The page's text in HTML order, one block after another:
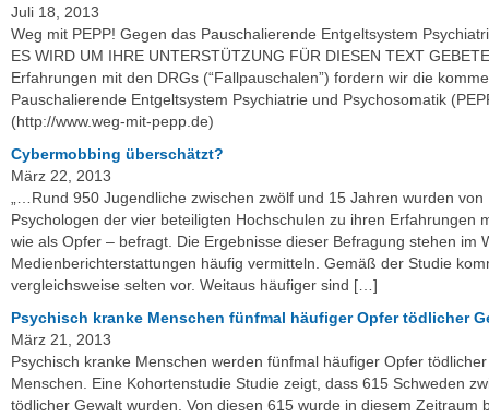
Juli 18, 2013
Weg mit PEPP! Gegen das Pauschalierende Entgeltsystem
ES WIRD UM IHRE UNTERSTÜTZUNG FÜR DIESEN TEXT
Erfahrungen mit den DRGs (“Fallpauschalen”) fordern wir die
Pauschalierende Entgeltsystem Psychiatrie und Psychosomatik
(http://www.weg-mit-pepp.de)
Cybermobbing überschätzt?
März 22, 2013
„…Rund 950 Jugendliche zwischen zwölf und 15 Jahren wurden
Psychologen der vier beteiligten Hochschulen zu ihren Erfahrungen
wie als Opfer – befragt. Die Ergebnisse dieser Befragung stehen im
Medienberichterstattungen häufig vermitteln. Gemäß der Studie
vergleichsweise selten vor. Weitaus häufiger sind […]
Psychisch kranke Menschen fünfmal häufiger Opfer tödlicher
März 21, 2013
Psychisch kranke Menschen werden fünfmal häufiger Opfer
Menschen. Eine Kohortenstudie Studie zeigt, dass 615 Schweden
tödlicher Gewalt wurden. Von diesen 615 wurde in diesem Zeitraum